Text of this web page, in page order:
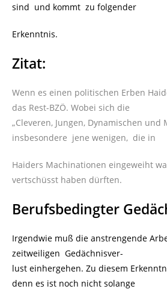
sind und kommt zu folgender
Erkenntnis.
Zitat:
Wenn es einen politischen Erben
das Rest-BZÖ. Wobei sich die
„Cleveren, Jungen, Dynamischen und
insbesondere jene wenigen, die in
Haiders Machinationen eingeweiht
vertschüsst haben dürften.
Berufsbedingter
Irgendwie muß die anstrengende
zeitweiligen Gedächnisver-
lust einhergehen. Zu diesem
denn es ist noch nicht solange